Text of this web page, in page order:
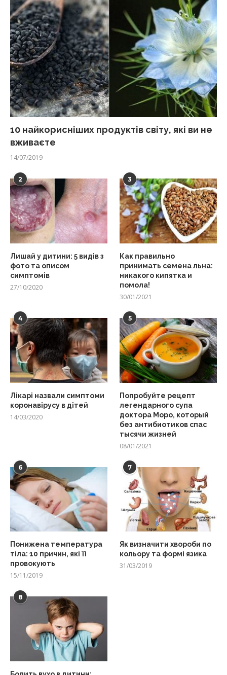
10 найкорисніших продуктів світу, які ви не
вживаєте
14/07/2019
2
Лишай у дитини: 5 видів з
фото та описом
симптомів
27/10/2020
3
Как правильно
принимать семена льна:
никакого кипятка и
помола!
30/01/2021
4
Лікарі назвали симптоми
коронавірусу в дітей
14/03/2020
5
Попробуйте рецепт
легендарного супа
доктора Моро, который
без антибиотиков спас
тысячи жизней
08/01/2021
6
Понижена температура
тіла: 10 причин, які її
провокують
15/11/2019
7
Як визначити хвороби по
кольору та формі язика
31/03/2019
8